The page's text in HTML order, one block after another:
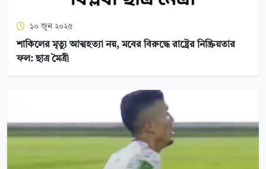
১০ জুন ২০২৫
শাকিলের মৃত্যু আত্মহত্যা নয়, মবের বিরুদ্ধে রাষ্ট্রের নিষ্ক্রিয়তার
ফল: ছাত্র মৈত্রী